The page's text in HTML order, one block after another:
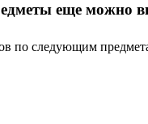
еще можно
по следующим